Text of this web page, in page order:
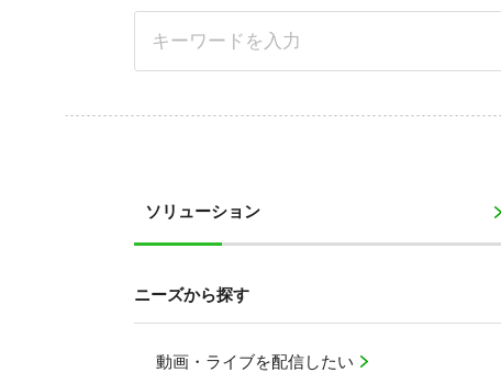
ソリューション
ニーズから探す
動画・ライブを配信したい